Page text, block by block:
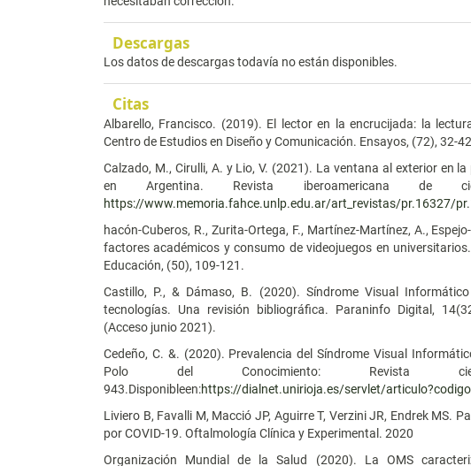
Descargas
Los datos de descargas todavía no están disponibles.
Citas
Albarello, Francisco. (2019). El lector en la encrucijada: la
Centro de Estudios en Diseño y Comunicación. Ensayos, (72), 32-
Calzado, M., Cirulli, A. y Lio, V. (2021). La ventana al exterior en
en Argentina. Revista iberoamericana de
https://www.memoria.fahce.unlp.edu.ar/art_revistas/pr.16327/
hacón-Cuberos, R., Zurita-Ortega, F., Martínez-Martínez, A.,
factores académicos y consumo de videojuegos en
Educación, (50), 109-121.
Castillo, P., & Dámaso, B. (2020). Síndrome Visual
tecnologías. Una revisión bibliográfica. Paraninfo Digital,
(Acceso junio 2021).
Cedeño, C. &. (2020). Prevalencia del Síndrome Visual
Polo del Conocimiento: Revista
943.Disponibleen:https://dialnet.unirioja.es/servlet/
Liviero B, Favalli M, Macció JP, Aguirre T, Verzini JR, Endrek MS.
por COVID-19. Oftalmología Clínica y Experimental. 2020
Organización Mundial de la Salud (2020). La OMS